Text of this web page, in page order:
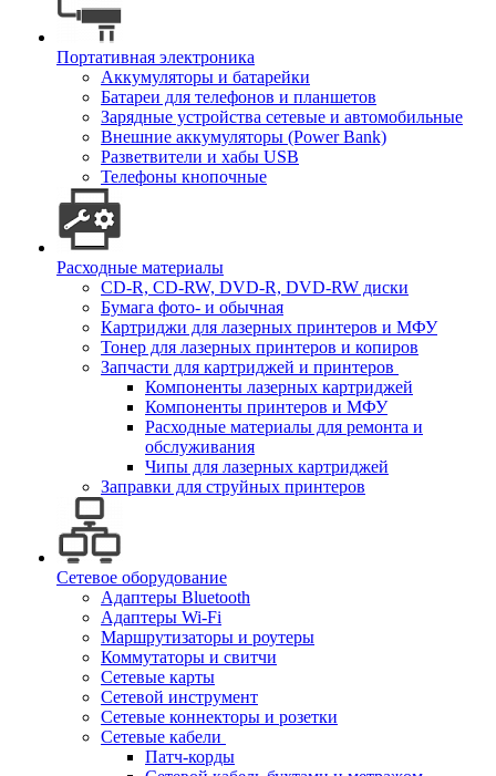
Портативная электроника
Аккумуляторы и батарейки
Батареи для телефонов и планшетов
Зарядные устройства сетевые и автомобильные
Внешние аккумуляторы (Power Bank)
Разветвители и хабы USB
Телефоны кнопочные
Расходные материалы
CD-R, CD-RW, DVD-R, DVD-RW диски
Бумага фото- и обычная
Картриджи для лазерных принтеров и МФУ
Тонер для лазерных принтеров и копиров
Запчасти для картриджей и принтеров
Компоненты лазерных картриджей
Компоненты принтеров и МФУ
Расходные материалы для ремонта и
обслуживания
Чипы для лазерных картриджей
Заправки для струйных принтеров
Сетевое оборудование
Адаптеры Bluetooth
Адаптеры Wi-Fi
Маршрутизаторы и роутеры
Коммутаторы и свитчи
Сетевые карты
Сетевой инструмент
Сетевые коннекторы и розетки
Сетевые кабели
Патч-корды